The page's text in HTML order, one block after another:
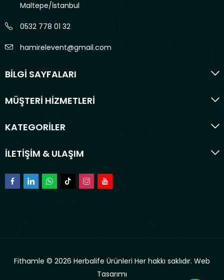
Maltepe/İstanbul
0532 778 01 32
hamirelevent@gmail.com
BİLGİ SAYFALARI
MÜŞTERİ HİZMETLERİ
KATEGORİLER
İLETİŞİM & ULAŞIM
Fithamle © 2026 Herbalife Ürünleri Her hakkı saklıdır. Web
Tasarımı